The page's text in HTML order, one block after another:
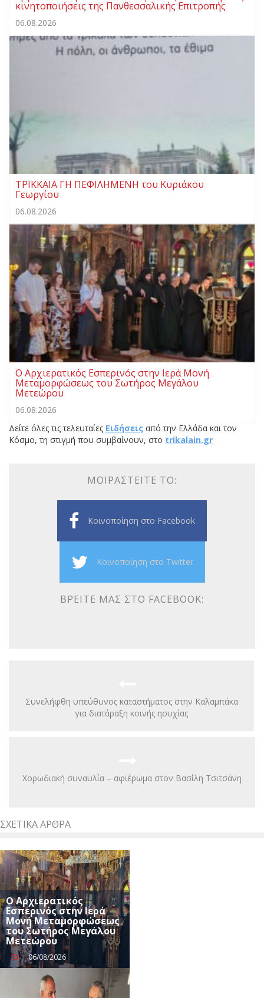
κινητοποιήσεις της Πανθεσσαλικής Επιτροπής
06.08.2026
ΤΡΙΚΚΑΙΑ ΓΗ ΠΕΦΙΛΗΜΕΝΗ του Κυριάκου
Γεωργίου
06.08.2026
Ο Αρχιερατικός Εσπερινός στην Ιερά Μονή
Μεταμορφώσεως του Σωτήρος Μεγάλου
Μετεώρου
06.08.2026
Δείτε όλες τις τελευταίες Ειδήσεις από την Ελλάδα και τον
Κόσμο, τη στιγμή που συμβαίνουν, στο trikalain.gr
ΜΟΙΡΑΣΤΕΊΤΕ ΤΟ:
Κοινοποίηση στο Facebook
Κοινοποίηση στο Twitter
ΒΡΕΊΤΕ ΜΑΣ ΣΤΟ FACEBOOK:
Συνελήφθη υπεύθυνος καταστήματος στην Καλαμπάκα
για διατάραξη κοινής ησυχίας
Χορωδιακή συναυλία – αφιέρωμα στον Βασίλη Τσιτσάνη
ΣΧΕΤΙΚΆ ΆΡΘΡΑ
Ο Αρχιερατικός
Εσπερινός στην Ιερά
Μονή Μεταμορφώσεως
του Σωτήρος Μεγάλου
Μετεώρου
06/08/2026